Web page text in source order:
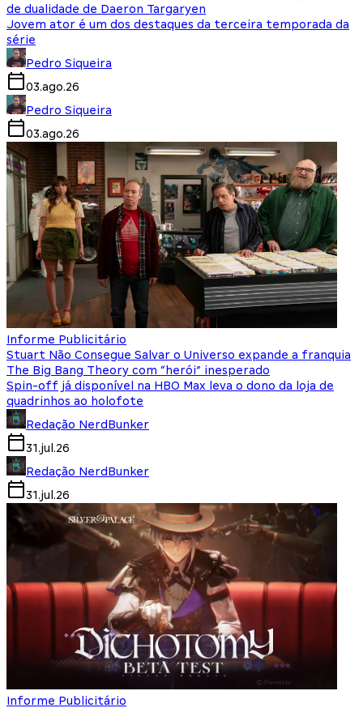
de dualidade de Daeron Targaryen
Jovem ator é um dos destaques da terceira temporada da
série
Pedro Siqueira
03.ago.26
Pedro Siqueira
03.ago.26
Informe Publicitário
Stuart Não Consegue Salvar o Universo expande a franquia
The Big Bang Theory com “herói” inesperado
Spin-off já disponível na HBO Max leva o dono da loja de
quadrinhos ao holofote
Redação NerdBunker
31.jul.26
Redação NerdBunker
31.jul.26
Informe Publicitário